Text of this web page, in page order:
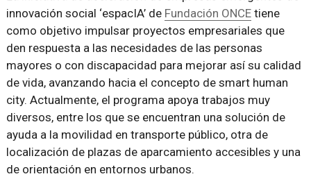
innovación social ‘espacIA’ de Fundación ONCEtiene
como objetivo impulsar proyectos empresariales que
den respuesta a las necesidades de las personas
mayores o con discapacidad para mejorar así su calidad
de vida, avanzando hacia el concepto de smart human
city. Actualmente, el programa apoya trabajos muy
diversos, entre los que se encuentran una solución de
ayuda a la movilidad en transporte público, otra de
localización de plazas de aparcamiento accesibles y una
de orientación en entornos urbanos.